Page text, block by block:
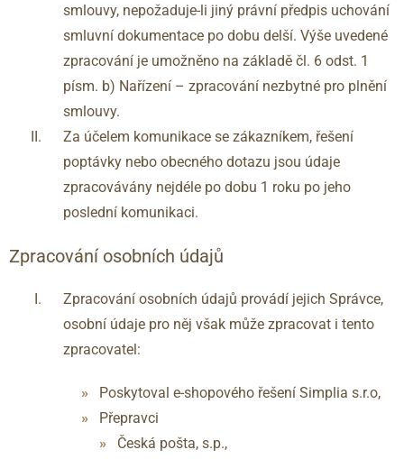
smlouvy, nepožaduje-li jiný právní předpis uchování
smluvní dokumentace po dobu delší. Výše uvedené
zpracování je umožněno na základě čl. 6 odst. 1
písm. b) Nařízení – zpracování nezbytné pro plnění
smlouvy.
Za účelem komunikace se zákazníkem, řešení
poptávky nebo obecného dotazu jsou údaje
zpracovávány nejdéle po dobu 1 roku po jeho
poslední komunikaci.
Zpracování osobních údajů
Zpracování osobních údajů provádí jejich Správce,
osobní údaje pro něj však může zpracovat i tento
zpracovatel:
Poskytoval e-shopového řešení Simplia s.r.o,
Přepravci
Česká pošta, s.p.,